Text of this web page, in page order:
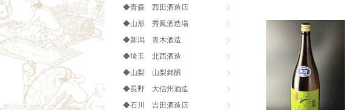
◆青森 西田酒造店
◆山形 秀鳳酒造場
◆新潟 青木酒造
◆埼玉 北西酒造
◆山梨 山梨銘醸
◆長野 大信州酒造
◆石川 吉田酒造店